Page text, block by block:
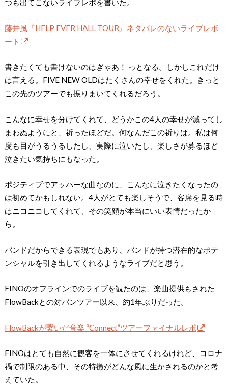
つも出てこないライブレポを書いた。
藤井風『HELP EVER HALL TOUR』ネタバレのないライブレポ
ート
書きたくても書けないのはぎゃあ！ っとなる。しかしこれだけ
は言える。FIVE NEW OLDはたくさんの幸せをくれた。きっと
この先のツアーでも振りまいてくれるだろう。
こんなに幸せを分けてくれて、どうかこの4人の幸せが減ってし
まわぬようにと、祈ったほどだ。何なんだこの祈りは。私は何
度も目がうるうるしたし、実際に泣いたし、楽しさが募るほど
泣きたい気持ちにもなった。
ポジティブでアッパーな曲なのに、こんなに泣きたくなったの
は初めてかもしれない。4人がとても楽しそうで、客席を見る時
はニコニコしてくれて、その笑顔が本当にいい表情だったか
ら。
バンドだからできる表現でもあり、バンドが持つ潜在的なポテ
ンシャルを引き出してくれるようなライブだと思う。
FINOのオフラインでのライブを観たのは、楽曲提供もされた
FlowBackとの対バンツアー以来、約1年ぶりだった。
FlowBackが繋いだ音楽 “Connect”ツアーファイナルレポ
FINOはとても自然に観客を一体にさせてくれるけれど、コロナ
禍で制限のある中、その特徴がどんな風に生かされるのかと考
えていた。